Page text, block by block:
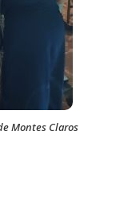
Montes Claros